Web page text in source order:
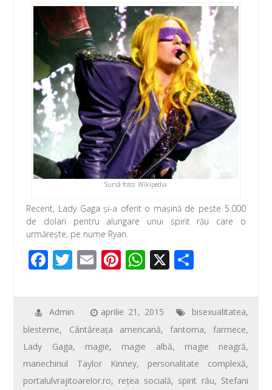
Sursă foto: Wikipedia
Recent, Lady Gaga şi-a oferit o maşină de peste 5.000
de dolari pentru alungare unui spirit rău care o
urmăreşte, pe nume Ryan.
F
e
b
o
o
k
T
tt
er
E
ail
Pi
er
e
st
W
at
s
A
p
p
X
ta
je
az
ă
Admin aprilie 21, 2015 bisexualitatea,
blesteme, Cântăreaţa americană,fantoma,farmece,
Lady Gaga, magie, magie albă, magie neagră,
manechinul Taylor Kinney, personalitate complexă,
portalulvrajitoarelor.ro, reţea socială, spirit rău, Stefani